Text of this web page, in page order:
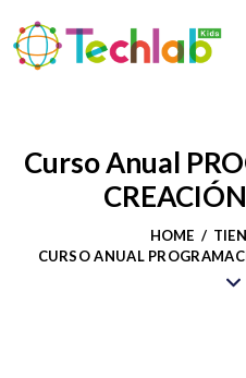
Curso Anual
HOME
CURSO ANUAL